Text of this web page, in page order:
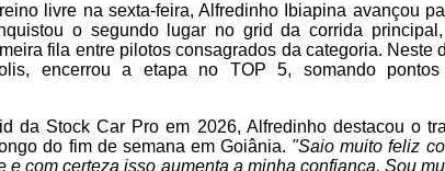
livre na sexta-feira, Alfredinho Ibiapina avançou
o segundo lugar no grid da corrida
fila entre pilotos consagrados da categoria. Neste
encerrou a etapa no TOP 5, somando
da Stock Car Pro em 2026, Alfredinho destacou o
do fim de semana em Goiânia. "Saio muito feliz
e com certeza isso aumenta a minha confiança. Sou